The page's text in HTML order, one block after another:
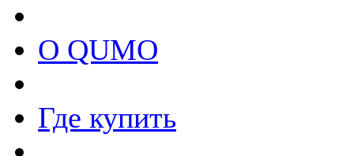
О QUMO
Где купить